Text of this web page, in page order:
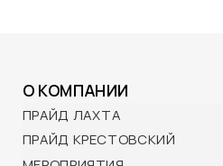
10:00 — 21:00 ежедневно
ПРАЙД Крестовский:
Проспект Динамо, 44Б
12:00— 21:00 с 15 апреля по 15 октября
+7 (901) 322-29-80